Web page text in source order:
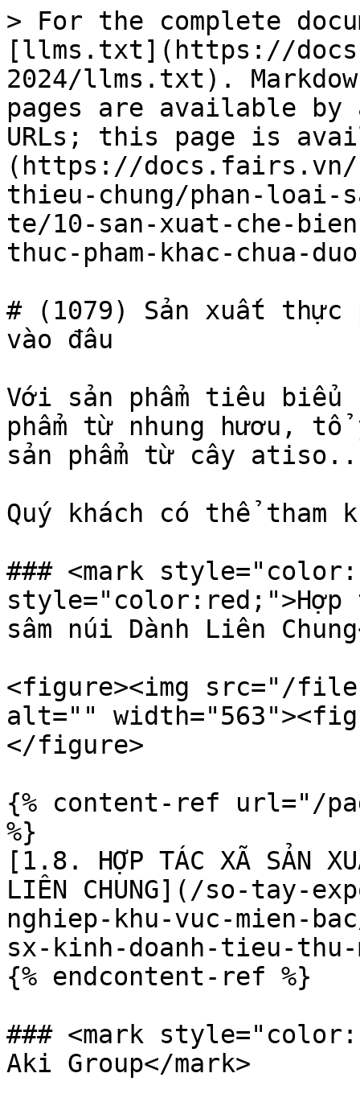
> For the complete
[llms.txt](https://
2024/llms.txt).
pages are available by
URLs; this page is
(https://docs.fairs.vn/
thieu-chung/phan-loai-
te/10-san-xuat-che-
thuc-pham-khac-chua-
# (1079) Sản xuất thực
vào đâu
Với sản phẩm tiêu biểu
phẩm từ nhung hươu,
sản phẩm từ cây
Quý khách có thể tham
### <mark
sâm núi Dành Liên
<figure><img src="/files/
alt=""
</figure>
{% content-ref url="/
%}
[1.8. HỢP TÁC XÃ SẢN
LIÊN CHUNG](/so-tay-
nghiep-khu-vuc-mien-
sx-kinh-doanh-tieu-
{% endcontent-ref %}
### <mark
Aki Group</mark>